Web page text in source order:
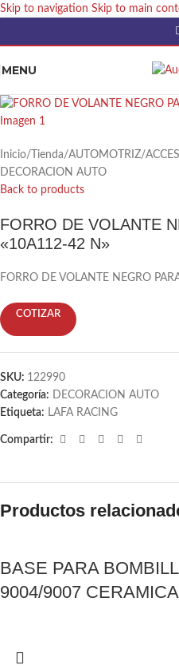
Skip to navigation Skip to main
MENU
Inicio/ Tienda/AUTOMOTRIZ/
DECORACION AUTO
Back to products
FORRO DE VOLANTE
«10A112-42 N»
FORRO DE VOLANTE NEGRO
COTIZAR
SKU: 122990
Categoría: DECORACION AUTO
Etiqueta: LAFA RACING
Compartir:
Productos
BASE PARA
9004/9007